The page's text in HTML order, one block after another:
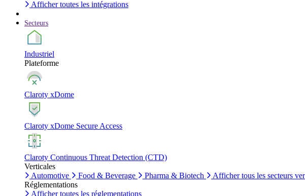
Afficher toutes les intégrations
Secteurs
Industriel
Plateforme
Claroty xDome
Claroty xDome Secure Access
Claroty Continuous Threat Detection (CTD)
Verticales
Automotive
Food & Beverage Pharma & Biotech
Afficher tous les secteurs
Réglementations
Afficher toutes les réglementations